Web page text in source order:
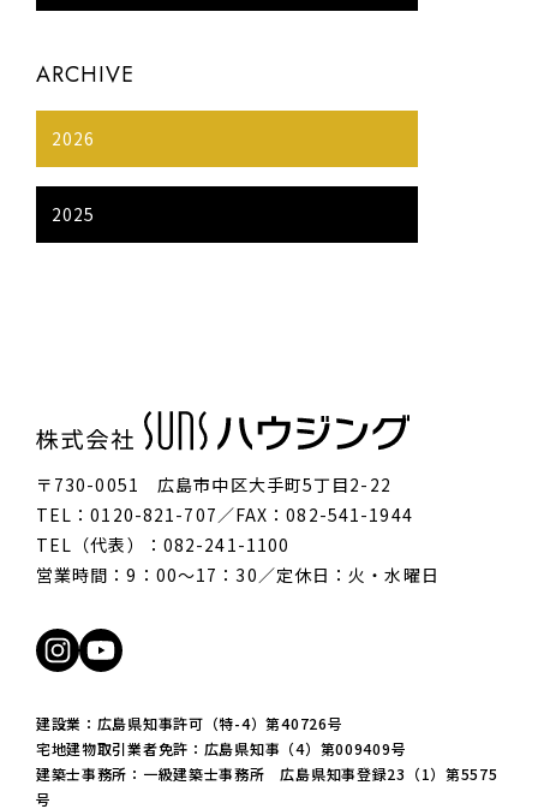
ARCHIVE
2026
2025
〒730-0051 広島市中区大手町5丁目2-22
TEL：0120-821-707／FAX：082-541-1944
TEL（代表）：082-241-1100
営業時間：9：00〜17：30／定休日：火・水曜日
建設業：広島県知事許可（特-4）第40726号
宅地建物取引業者免許：広島県知事（4）第009409号
建築士事務所：一級建築士事務所 広島県知事登録23（1）第5575
号